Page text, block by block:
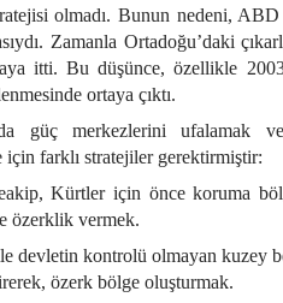
olmadı. Bunun nedeni,
Zamanla Ortadoğu’daki
itti. Bu düşünce, özellikle 2003
ortaya çıktı.
güç merkezlerini ufalamak
farklı stratejiler gerektirmiştir:
Kürtler için önce koruma
özerklik vermek.
devletin kontrolü olmayan kuzey
özerk bölge oluşturmak.